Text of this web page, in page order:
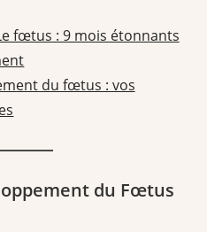
fœtus : 9 mois étonnants
du fœtus : vos
du Fœtus